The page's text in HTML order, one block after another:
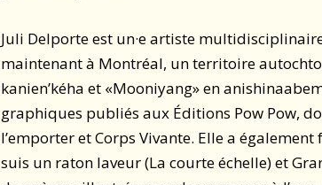
Juli Delporte est un·e artiste
maintenant à Montréal, un territoire
kanien’kéha et «Mooniyang» en
graphiques publiés aux Éditions Pow Pow,
l’emporter et Corps Vivante. Elle a
suis un raton laveur (La courte échelle) et